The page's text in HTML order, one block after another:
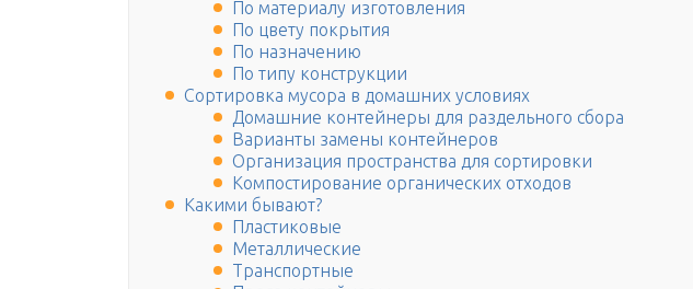
По материалу изготовления
По цвету покрытия
По назначению
По типу конструкции
Сортировка мусора в домашних условиях
Домашние контейнеры для раздельного сбора
Варианты замены контейнеров
Организация пространства для сортировки
Компостирование органических отходов
Какими бывают?
Пластиковые
Металлические
Транспортные